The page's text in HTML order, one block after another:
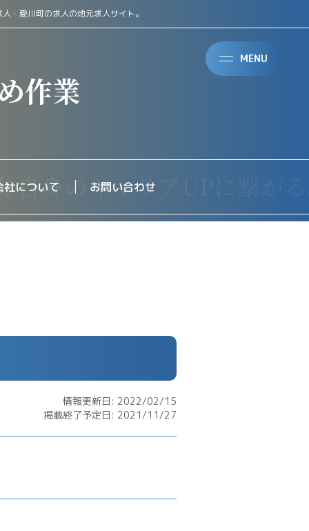
MENU
・愛川町の求人の地元求人サイト。
作業
社について お問い合わせ
情報更新日: 2022/02/15
掲載終了予定日: 2021/11/27